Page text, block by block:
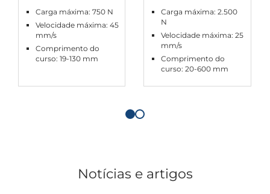
Carga máxima: 750 N
Velocidade máxima: 45
mm/s
Comprimento do
curso: 19-130 mm
Carga máxima: 2.500
N
Velocidade máxima: 25
mm/s
Comprimento do
curso: 20-600 mm
Notícias e artigos